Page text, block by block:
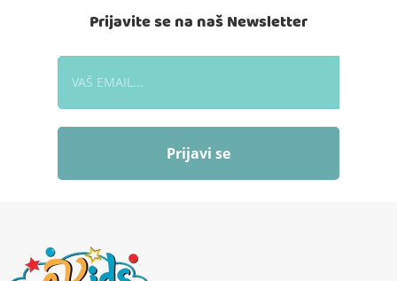
Prijavite se na naš Newsletter
Prijavi se